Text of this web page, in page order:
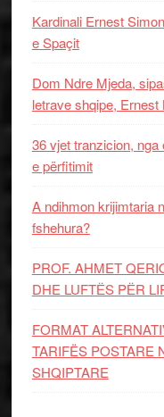
Kardinali Ernest
e Spaçit
Dom Ndre Mjeda,
letrave shqipe,
36 vjet tranzicion,
e përfitimit
A ndihmon krijimtaria
fshehura?
PROF. AHMET
DHE LUFTЁS PЁR
FORMAT
TARIFËS POSTARE
SHQIPTARE